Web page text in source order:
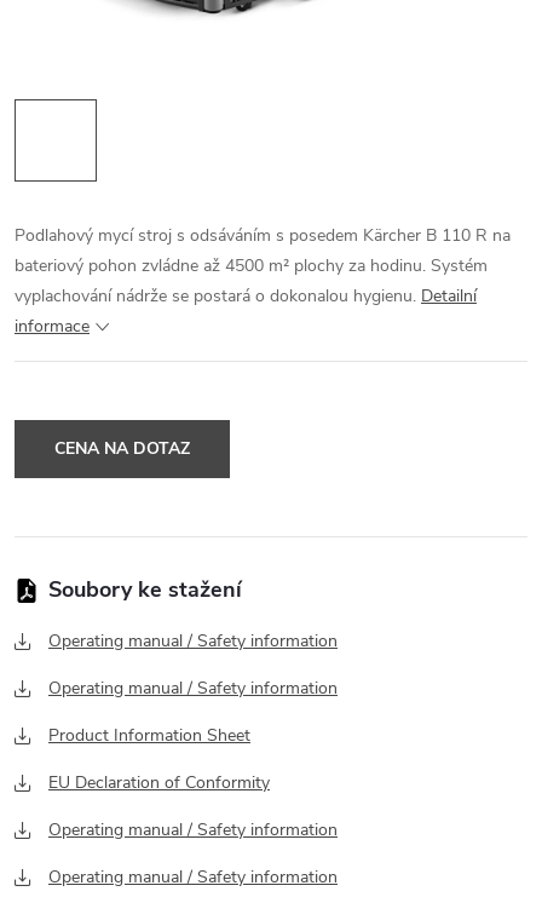
Podlahový mycí stroj s odsáváním s posedem Kärcher B 110 R na
bateriový pohon zvládne až 4500 m² plochy za hodinu. Systém
vyplachování nádrže se postará o dokonalou hygienu. Detailní
informace
CENA NA DOTAZ
Operating manual / Safety information
Operating manual / Safety information
Product Information Sheet
EU Declaration of Conformity
Operating manual / Safety information
Operating manual / Safety information